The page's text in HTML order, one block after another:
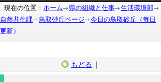
現在の位置： ホーム 県の組織と仕事
生活環境部
自然共生課
鳥取砂丘ページ
今日の鳥取砂丘（毎日
更新）
もどる ｜